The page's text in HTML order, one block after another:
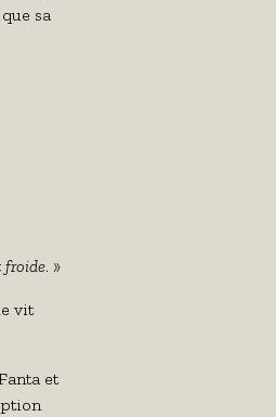
sa
froide. »
vit
et